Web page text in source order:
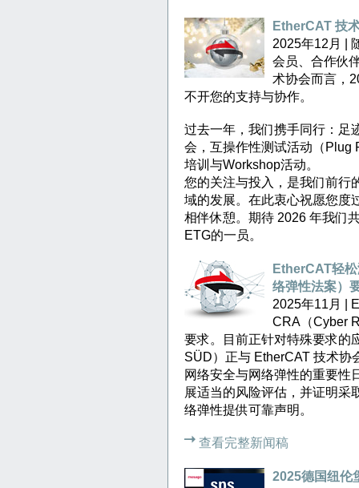
EtherCAT 技
2025年12月 |
会员、合作伙
术协会而言，
不开您的支持与协作。
过去一年，我们携手同行：足
会，互操作性测试活动（Plug
培训与Workshop活动。
您的关注与投入，是我们前行
域的发展。在此衷心祝愿您度
相伴休憩。期待 2026 年我们
ETG的一员。
EtherCAT轻
络弹性法案）
2025年11月 |
CRA（Cyber
要求。目前正针对特殊要求的
SÜD）正与 EtherCAT 技术协
网络安全与网络弹性的重要性
展适当的风险评估，并证明采
络弹性提供可靠声明。
查看完整新闻稿
2025德国纽伦